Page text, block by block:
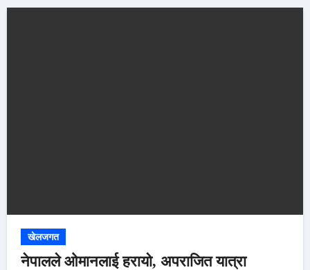
खेलजगत
नेपालले ओमानलाई हरायो, अपराजित यात्रा